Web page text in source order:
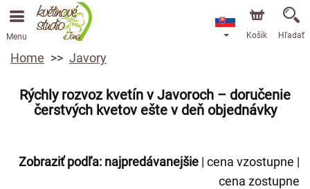
Menu Košík Hľadať
Home Javory
Rýchly rozvoz kvetín v Javoroch – doručenie
čerstvých kvetov ešte v deň objednávky
Zobraziť podľa: najpredávanejšie | cena vzostupne |
cena zostupne